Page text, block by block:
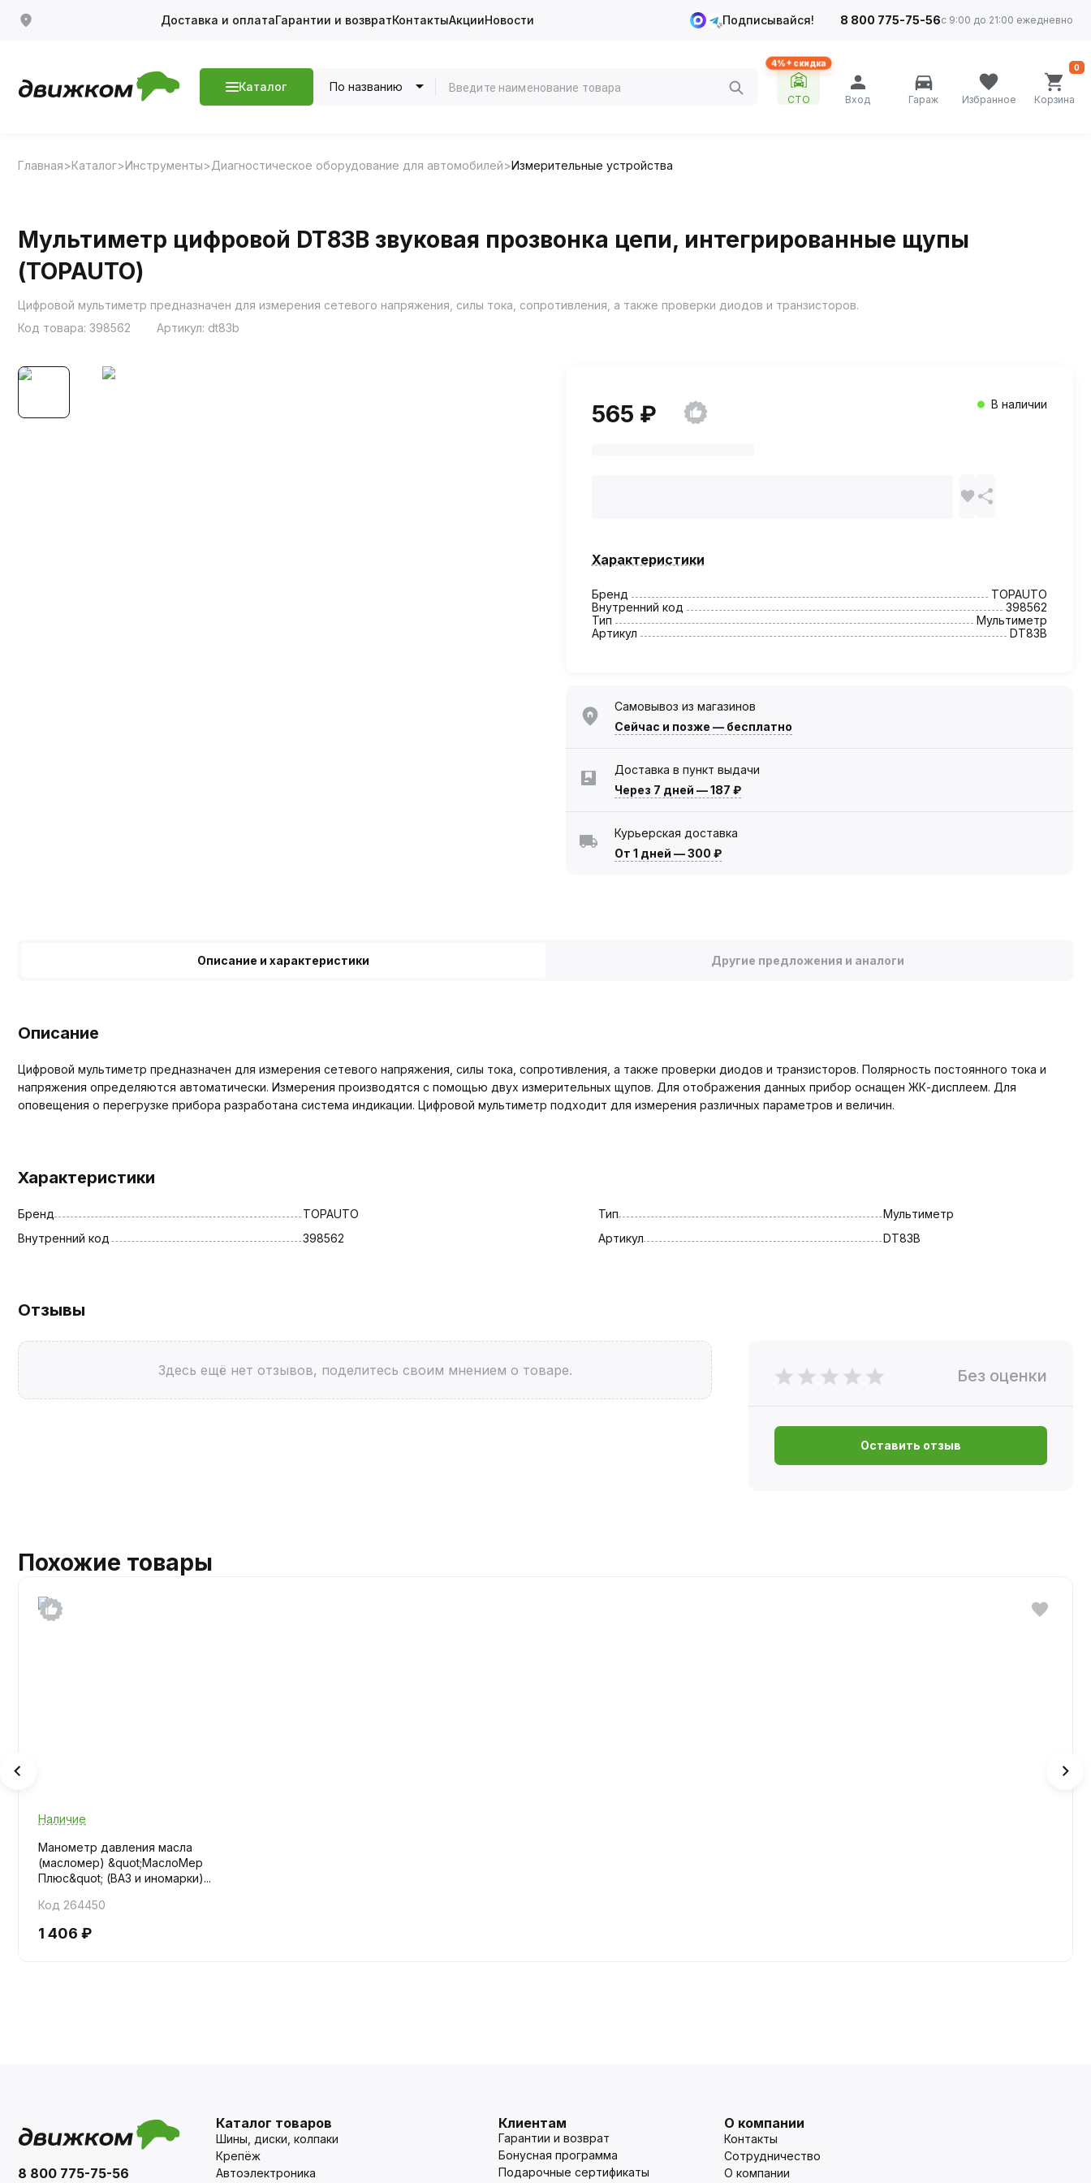
Доставка и оплатаГарантии и возвратКонтактыАкцииНовости Подписывайся! 8 800 775-75-56с 9:00 до 21:00 ежедневно
Каталог По названию
4%+ скидка
СТО Вход Гараж Избранное Корзина
0
Главная Каталог Инструменты Диагностическое оборудование для автомобилей Измерительные устройства
Мультиметр цифровой DT83B звуковая прозвонка цепи, интегрированные щупы
(TOPAUTO)
Цифровой мультиметр предназначен для измерения сетевого напряжения, силы тока, сопротивления, а также проверки диодов и транзисторов.
Код товара: 398562 Артикул: dt83b
565 ₽ В наличии
Характеристики
Бренд
TOPAUTO
Внутренний код
398562
Тип
Мультиметр
Артикул
DT83B
Самовывоз из магазинов
Сейчас и позже — бесплатно
Доставка в пункт выдачи
Через 7 дней —187 ₽
Курьерская доставка
От 1 дней —300 ₽
Описание и характеристики Другие предложения и аналоги
Описание
Цифровой мультиметр предназначен для измерения сетевого напряжения, силы тока, сопротивления, а также проверки диодов и транзисторов. Полярность постоянного тока и
напряжения определяются автоматически. Измерения производятся с помощью двух измерительных щупов. Для отображения данных прибор оснащен ЖК-дисплеем. Для
оповещения о перегрузке прибора разработана система индикации. Цифровой мультиметр подходит для измерения различных параметров и величин.
Характеристики
Бренд
TOPAUTO
Внутренний код
398562
Тип
Мультиметр
Артикул
DT83B
Отзывы
Здесь ещё нет отзывов, поделитесь своим мнением о товаре. Без оценки
Оставить отзыв
Похожие товары
Наличие
Манометр давления масла
(масломер) &quot;МаслоМер
Плюс&quot; (ВАЗ и иномарки)...
Код 264450
1 406 ₽
8 800 775-75-56
Каталог товаров
Шины, диски, колпаки
Крепёж
Автоэлектроника
Клиентам
Гарантии и возврат
Бонусная программа
Подарочные сертификаты
О компании
Контакты
Сотрудничество
О компании